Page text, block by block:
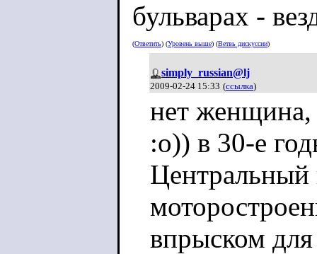
бульварах -
(Ответить) (Уровень выше) (Ветвь дискуссии)
simply_russian@lj
2009-02-24 15:33 (ссылка)
нет женщина,
:о)) в 30-е
Центральный
впрыском для